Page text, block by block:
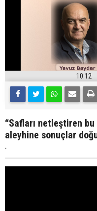
10:12
“Safları netleştiren
aleyhine sonuçlar
.